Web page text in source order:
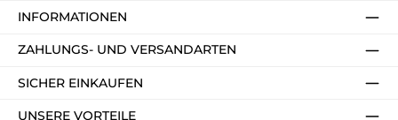
INFORMATIONEN
ZAHLUNGS- UND VERSANDARTEN
SICHER EINKAUFEN
UNSERE VORTEILE